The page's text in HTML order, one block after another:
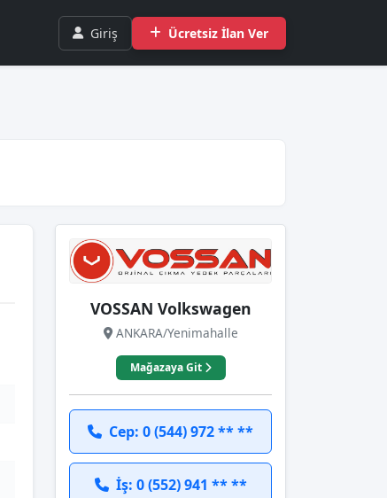
Giriş Ücretsiz İlan Ver
VOSSAN Volkswagen
ANKARA/Yenimahalle
Mağazaya Git
Cep: 0 (544) 972 ** **
İş: 0 (552) 941 ** **